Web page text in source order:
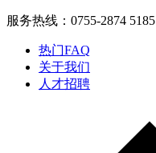
服务热线：0755-2874 5185
热门FAQ
关于我们
人才招聘